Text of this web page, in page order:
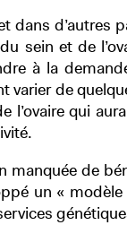
dans
sein et de
à la
varier de
qui
manquée de
un «